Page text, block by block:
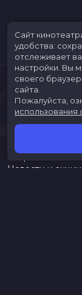
Скоро в кино
Новости и акции
Сайт
удобства:
отслеживает
настройки. Вы
своего
сайта.
Пожалуйста,
использования